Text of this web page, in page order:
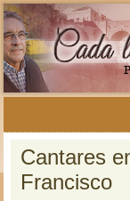
Cantares
Francisco